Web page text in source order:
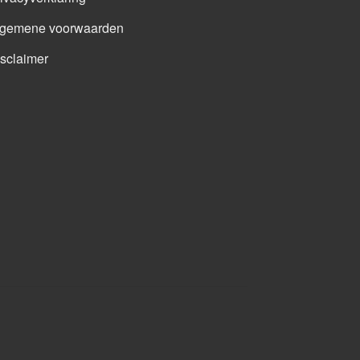
voorwaarden